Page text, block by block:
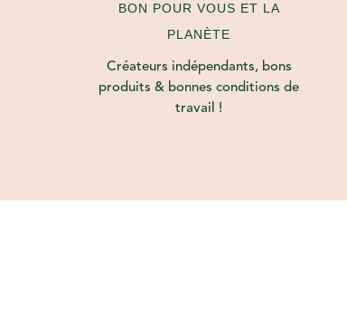
BON POUR VOUS ET LA
PLANÈTE
Créateurs indépendants, bons
produits & bonnes conditions de
travail !